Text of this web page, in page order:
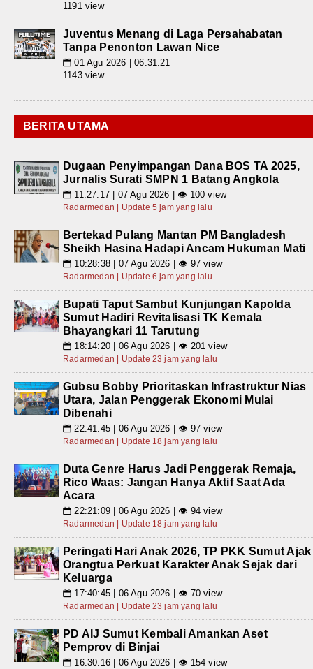
1191 view
Juventus Menang di Laga Persahabatan
Tanpa Penonton Lawan Nice
📅 01 Agu 2026 | 06:31:21
1143 view
BERITA UTAMA
Dugaan Penyimpangan Dana BOS TA 2025,
Jurnalis Surati SMPN 1 Batang Angkola
📅 11:27:17 | 07 Agu 2026 | 👁 100 view
Radarmedan | Update 5 jam yang lalu
Bertekad Pulang Mantan PM Bangladesh
Sheikh Hasina Hadapi Ancam Hukuman Mati
📅 10:28:38 | 07 Agu 2026 | 👁 97 view
Radarmedan | Update 6 jam yang lalu
Bupati Taput Sambut Kunjungan Kapolda
Sumut Hadiri Revitalisasi TK Kemala
Bhayangkari 11 Tarutung
📅 18:14:20 | 06 Agu 2026 | 👁 201 view
Radarmedan | Update 23 jam yang lalu
Gubsu Bobby Prioritaskan Infrastruktur Nias
Utara, Jalan Penggerak Ekonomi Mulai
Dibenahi
📅 22:41:45 | 06 Agu 2026 | 👁 97 view
Radarmedan | Update 18 jam yang lalu
Duta Genre Harus Jadi Penggerak Remaja,
Rico Waas: Jangan Hanya Aktif Saat Ada
Acara
📅 22:21:09 | 06 Agu 2026 | 👁 94 view
Radarmedan | Update 18 jam yang lalu
Peringati Hari Anak 2026, TP PKK Sumut Ajak
Orangtua Perkuat Karakter Anak Sejak dari
Keluarga
📅 17:40:45 | 06 Agu 2026 | 👁 70 view
Radarmedan | Update 23 jam yang lalu
PD AIJ Sumut Kembali Amankan Aset
Pemprov di Binjai
📅 16:30:16 | 06 Agu 2026 | 👁 154 view